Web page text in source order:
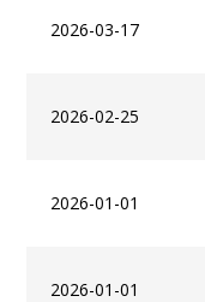
2026-03-17
2026-02-25
2026-01-01
2026-01-01